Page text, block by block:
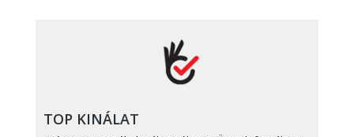
TOP KINÁLAT